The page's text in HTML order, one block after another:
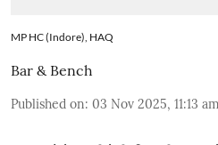
MP HC (Indore), HAQ
Bar & Bench
Published on: 03 Nov 2025, 11:13 am